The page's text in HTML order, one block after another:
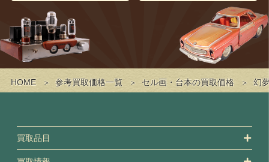
HOME 参考買取価格一覧 セル画・台本の買取価格 幻
買取品目